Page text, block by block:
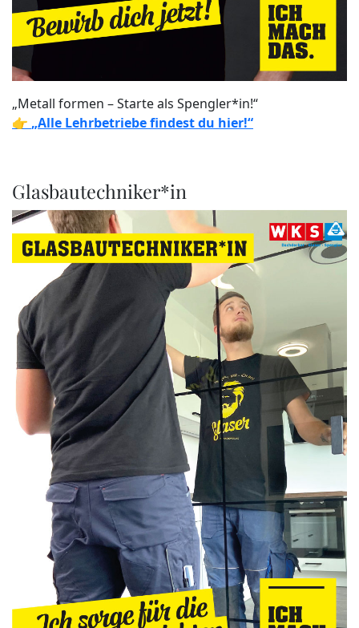
„Metall formen – Starte als Spengler*in!“
👉 „Alle Lehrbetriebe findest du hier!“
Glasbautechniker*in